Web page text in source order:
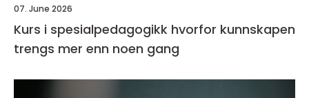
07. June 2026
Kurs i spesialpedagogikk hvorfor kunnskapen
trengs mer enn noen gang